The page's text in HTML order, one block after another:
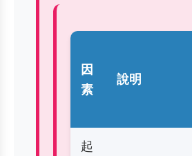
因
素
說明
起